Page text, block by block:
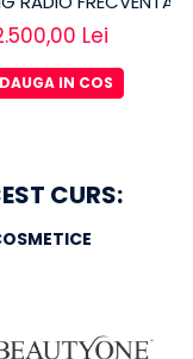
Lei
IN COS
CURS: